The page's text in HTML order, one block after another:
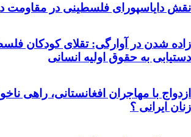
نقش دایاسپورای فلسطینی در مقاومت در
زاده شدن در آوارگی: تقلای کودکان
دستیابی به حقوق اولیه انسانی
ازدواج با مهاجران افغانستانی، راهی
زنان ایرانی ؟